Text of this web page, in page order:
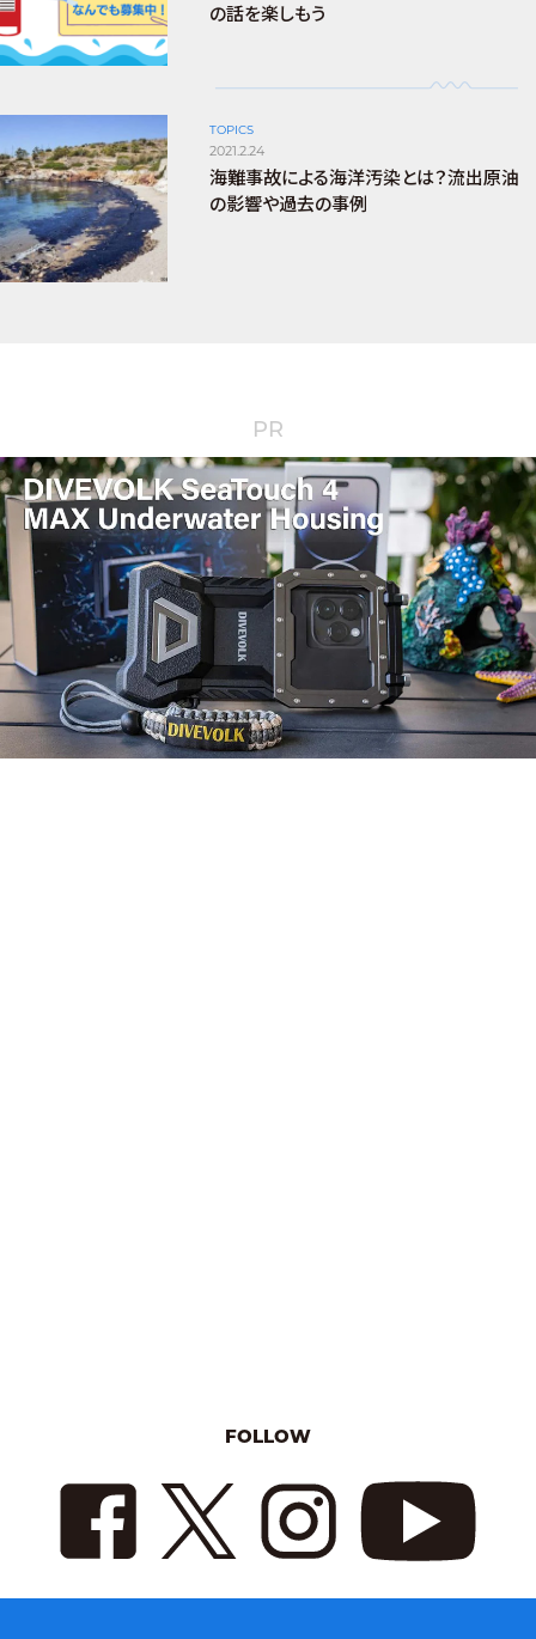
の話を楽しもう
TOPICS
2021.2.24
海難事故による海洋汚染とは？流出原油
の影響や過去の事例
PR
FOLLOW